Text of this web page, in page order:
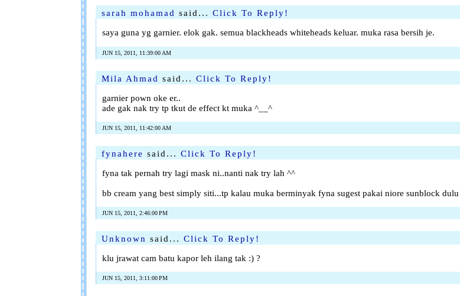
sarah mohamad said... Click To Reply!
saya guna yg garnier. elok gak. semua blackheads whiteheads keluar. muka rasa bersih je.
JUN 15, 2011, 11:39:00 AM
Mila Ahmad said... Click To Reply!
garnier pown oke er..
ade gak nak try tp tkut de effect kt muka ^__^
JUN 15, 2011, 11:42:00 AM
fynahere said... Click To Reply!
fyna tak pernah try lagi mask ni..nanti nak try lah ^^
bb cream yang best simply siti...tp kalau muka berminyak fyna sugest pakai niore sunblock dulu
JUN 15, 2011, 2:46:00 PM
Unknown said... Click To Reply!
klu jrawat cam batu kapor leh ilang tak :) ?
JUN 15, 2011, 3:11:00 PM